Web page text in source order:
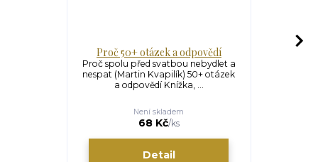
Proč 50+ otázek a odpovědí
Proč spolu před svatbou nebydlet a
nespat (Martin Kvapilík) 50+ otázek
a odpovědí Knížka, ...
68 Kč/ks
Není skladem
Detail